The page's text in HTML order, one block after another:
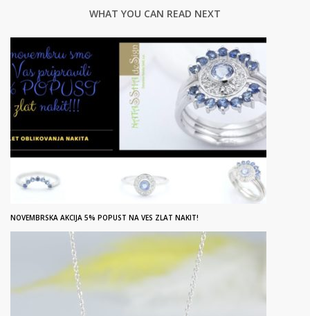
WHAT YOU CAN READ NEXT
NOVEMBRSKA AKCIJA 5% POPUST NA VES ZLAT NAKIT!